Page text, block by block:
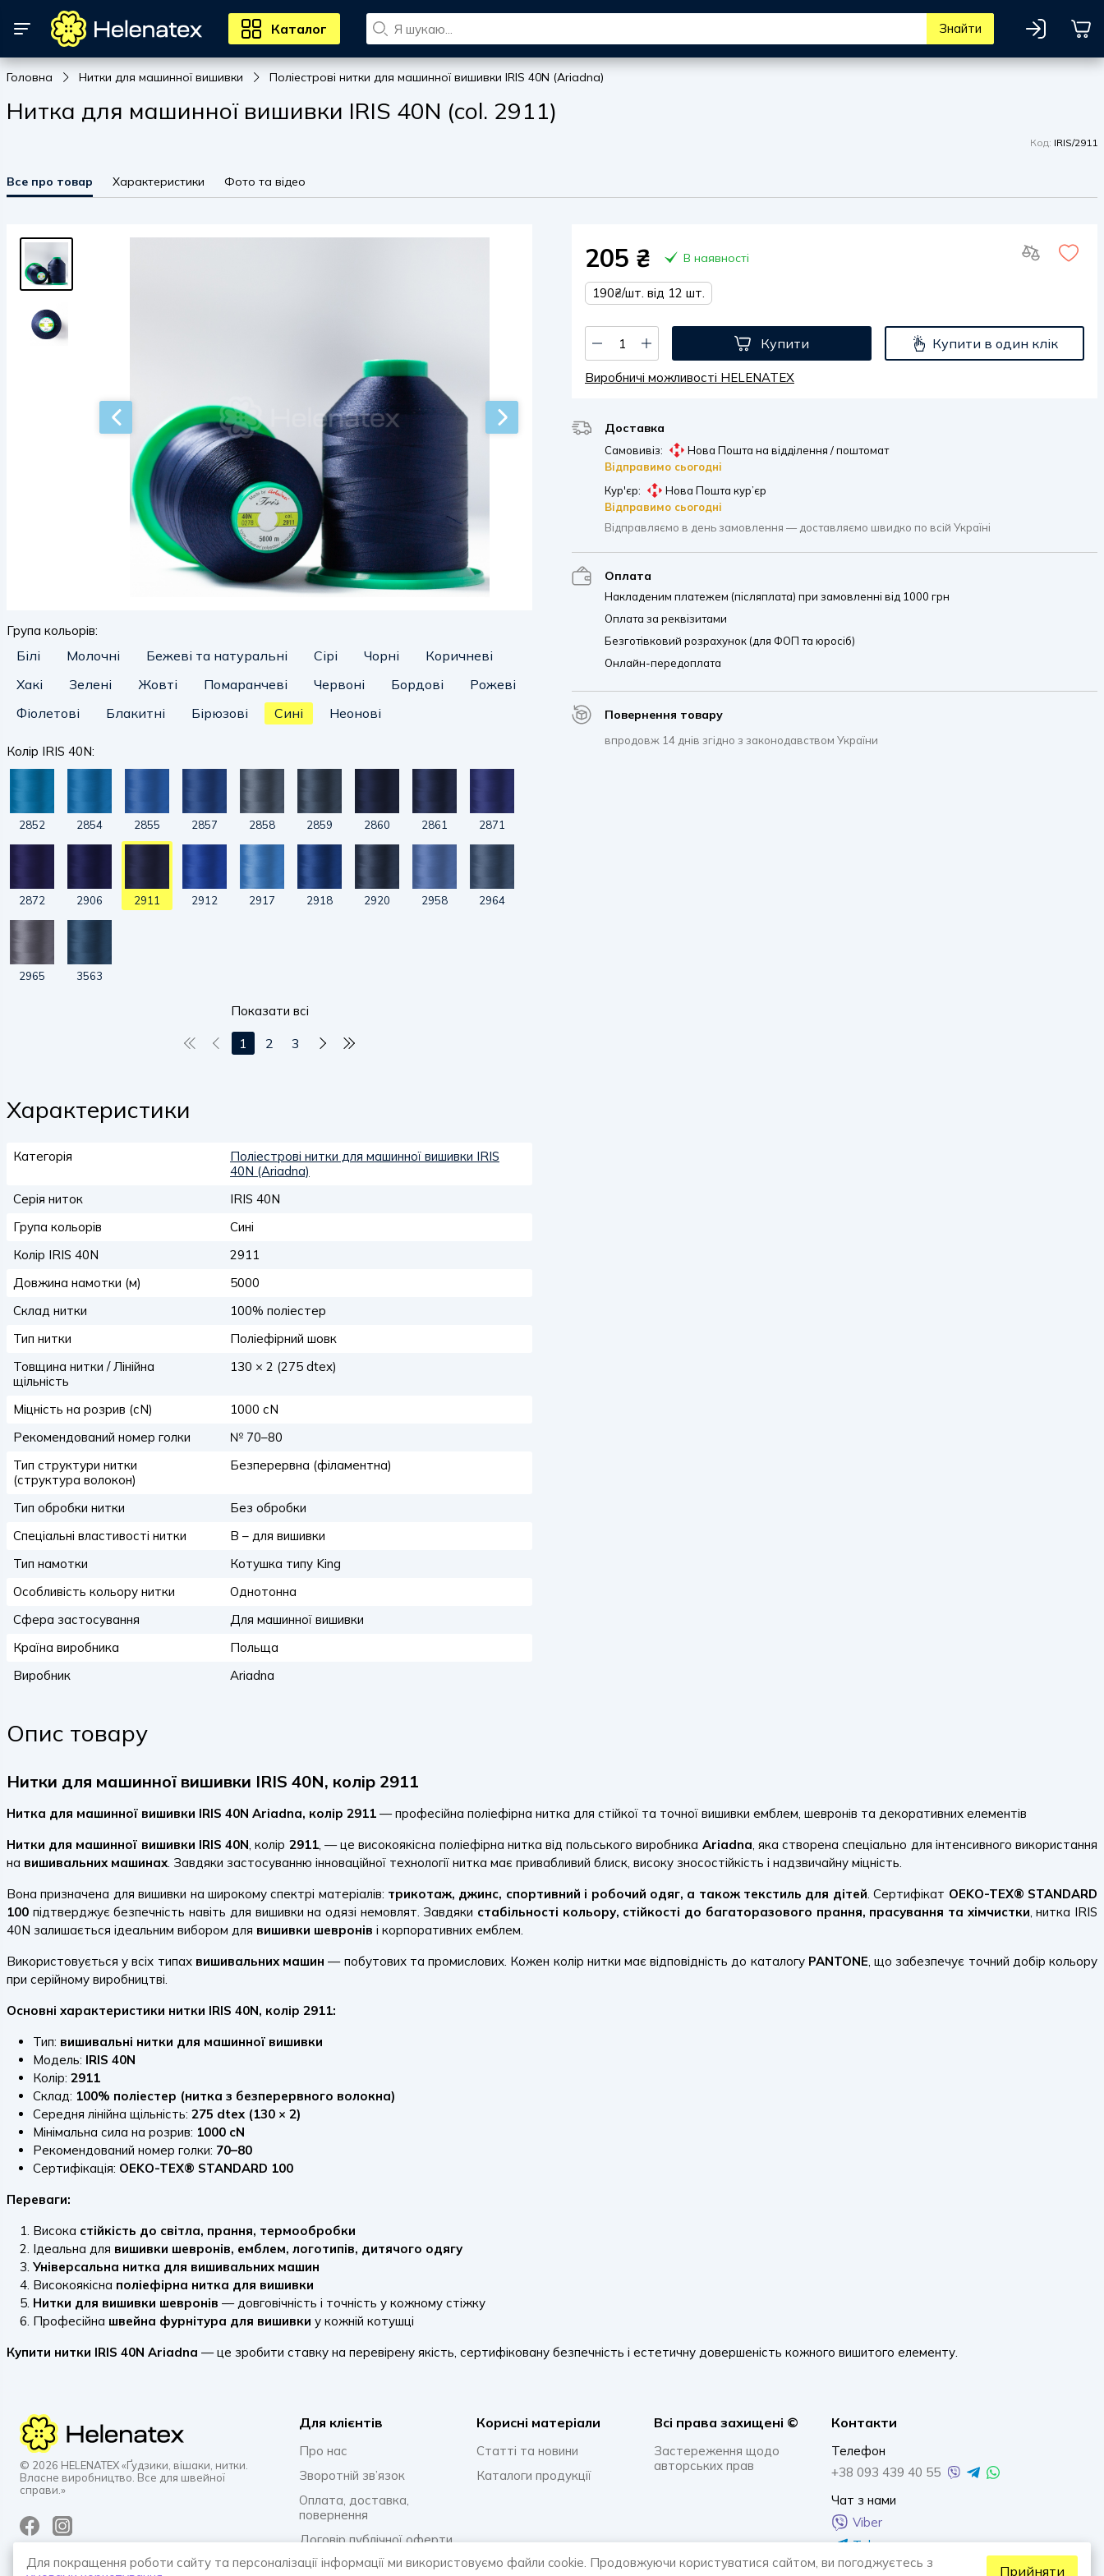
Каталог Знайти
Головна Нитки для машинної вишивки Поліестрові нитки для машинної вишивки IRIS 40N (Ariadna)
Нитка для машинної вишивки IRIS 40N (col. 2911)
Код: IRIS/2911
Все про товар Характеристики Фото та відео
Група кольорів:
Білі Молочні Бежеві та натуральні Сірі Чорні
Коричневі
Хакі
Зелені Жовті Помаранчеві Червоні Бордові
Рожеві
Фіолетові
Блакитні Бірюзові Сині Неонові
Колір IRIS 40N:
2852 2854 2855 2857 2858 2859 2860 2861 2871
2872 2906 2911 2912 2917 2918 2920 2958 2964
2965 3563
Показати всі
1 2 3
205 ₴ В наявності
190₴/шт. від 12 шт.
Купити Купити в один клік
Виробничі можливості HELENATEX
Доставка
Самовивіз:
Нова Пошта на відділення / поштомат
Відправимо сьогодні
Кур'єр:
Нова Пошта кур’єр
Відправимо сьогодні
Відправляємо в день замовлення — доставляємо швидко по всій Україні
Оплата
Накладеним платежем (післяплата) при замовленні від 1000 грн
Оплата за реквізитами
Безготівковий розрахунок (для ФОП та юросіб)
Онлайн-передоплата
Повернення товару
впродовж 14 днів згідно з законодавством України
Характеристики
Категорія
Поліестрові нитки для машинної вишивки IRIS
40N (Ariadna)
Серія ниток
IRIS 40N
Група кольорів
Сині
Колір IRIS 40N
2911
Довжина намотки (м)
5000
Склад нитки
100% поліестер
Тип нитки
Поліефірний шовк
Товщина нитки / Лінійна
щільність
130 × 2 (275 dtex)
Міцність на розрив (сN)
1000 сN
Рекомендований номер голки
№ 70–80
Тип структури нитки
(структура волокон)
Безперервна (філаментна)
Тип обробки нитки
Без обробки
Спеціальні властивості нитки
B – для вишивки
Тип намотки
Котушка типу King
Особливість кольору нитки
Однотонна
Сфера застосування
Для машинної вишивки
Країна виробника
Польща
Виробник
Ariadna
Опис товару
Нитки для машинної вишивки IRIS 40N, колір 2911
Нитка для машинної вишивки IRIS 40N Ariadna, колір 2911 — професійна поліефірна нитка для стійкої та точної вишивки емблем, шевронів та декоративних елементів
Нитки для машинної вишивки IRIS 40N, колір 2911, — це високоякісна поліефірна нитка від польського виробника Ariadna, яка створена спеціально для інтенсивного використання
на вишивальних машинах. Завдяки застосуванню інноваційної технології нитка має привабливий блиск, високу зносостійкість і надзвичайну міцність.
Вона призначена для вишивки на широкому спектрі матеріалів: трикотаж, джинс, спортивний і робочий одяг, а також текстиль для дітей. Сертифікат OEKO-TEX® STANDARD
100 підтверджує безпечність навіть для вишивки на одязі немовлят. Завдяки стабільності кольору, стійкості до багаторазового прання, прасування та хімчистки, нитка IRIS
40N залишається ідеальним вибором для вишивки шевронів і корпоративних емблем.
Використовується у всіх типах вишивальних машин — побутових та промислових. Кожен колір нитки має відповідність до каталогу PANTONE, що забезпечує точний добір кольору
при серійному виробництві.
Основні характеристики нитки IRIS 40N, колір 2911:
Тип: вишивальні нитки для машинної вишивки
Модель: IRIS 40N
Колір: 2911
Склад: 100% поліестер (нитка з безперервного волокна)
Середня лінійна щільність: 275 dtex (130 × 2)
Мінімальна сила на розрив: 1000 cN
Рекомендований номер голки: 70–80
Сертифікація: OEKO-TEX® STANDARD 100
Переваги:
Висока стійкість до світла, прання, термообробки
Ідеальна для вишивки шевронів, емблем, логотипів, дитячого одягу
Універсальна нитка для вишивальних машин
Високоякісна поліефірна нитка для вишивки
Нитки для вишивки шевронів — довговічність і точність у кожному стіжку
Професійна швейна фурнітура для вишивки у кожній котушці
Купити нитки IRIS 40N Ariadna — це зробити ставку на перевірену якість, сертифіковану безпечність і естетичну довершеність кожного вишитого елементу.
Для клієнтів
Про нас
Зворотній зв’язок
Оплата, доставка,
повернення
Договір публічної оферти
Політика конфіденційності
Корисні матеріали
Статті та новини
Каталоги продукції
Всi права захищенi ©
Застереження щодо
авторських прав
Контакти
Телефон
+38 093 439 40 55
Чат з нами
Viber
Telegram
Whatsapp
© 2026 HELENATEX «Ґудзики, вішаки, нитки.
Власне виробництво. Все для швейної
справи.»
Для покращення роботи сайту та персоналізації інформації ми використовуємо файли cookie. Продовжуючи користуватися сайтом, ви погоджуєтесь з
Прийняти